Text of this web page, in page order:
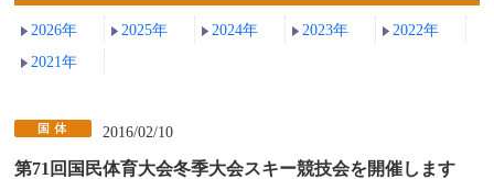
2026年 2025年 2024年 2023年
2022年
2021年
2016/02/10
第71回国民体育大会冬季大会スキー競技会を開催します